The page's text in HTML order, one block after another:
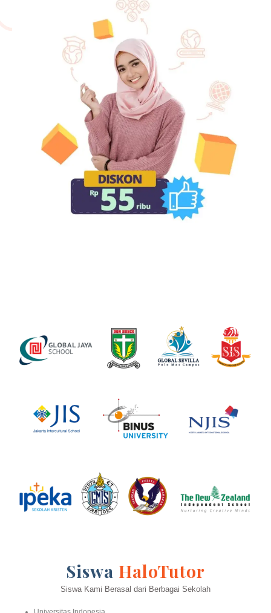
Siswa HaloTutor
Siswa Kami Berasal dari Berbagai Sekolah